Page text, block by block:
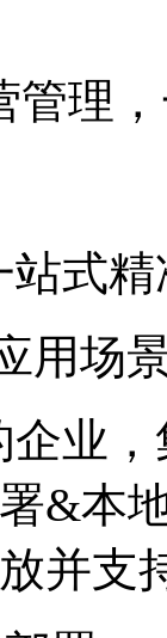
管理
式
用场
企业
署&本
并支